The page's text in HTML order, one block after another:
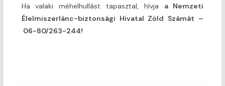
Ha valaki méhelhullást tapasztal, hívja a Nemzeti
Élelmiszerlánc-biztonsági Hivatal Zöld Számát –
06-80/263-244!